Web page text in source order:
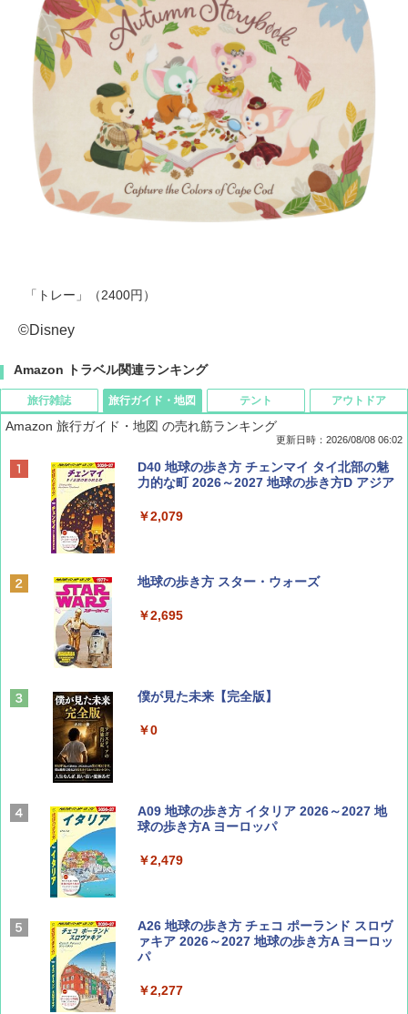
「トレー」（2400円）
©Disney
Amazon トラベル関連ランキング
旅行雑誌
BE-PAL(ビ-パル) 2026年 9 月号【特別付録:
SOTO ミニマル"旅"財布 ランダム2種】
￥1,500
ディズニーファン ２０２６年 ９月号 [雑
山と溪谷 2026年8月号「南アルプス大全」
￥1,540
Coyote No.89 特集 星野道夫 夢見る旅
AIRLINE（エアライン）2026年9月号【特
集】ボーイング110周年を祝して！
旅行ガイド・地図
Amazon 旅行ガイド・地図 の売れ筋ランキング
更新日時：2026/08/08 06:02
D40 地球の歩き方 チェンマイ タイ北部の魅
力的な町 2026～2027 地球の歩き方D アジア
￥2,079
地球の歩き方 スター・ウォーズ
￥2,695
僕が見た未来【完全版】
￥0
A09 地球の歩き方 イタリア 2026～2027 地
球の歩き方A ヨーロッパ
￥2,479
A26 地球の歩き方 チェコ ポーランド スロヴ
ァキア 2026～2027 地球の歩き方A ヨーロッ
パ
￥2,277
テント アウトドア